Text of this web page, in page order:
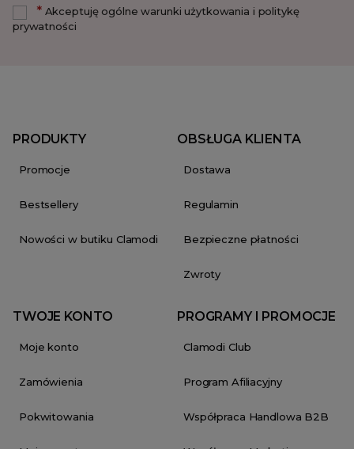
*Akceptuję ogólne warunki użytkowania i politykę
prywatności
PRODUKTY
Promocje
Bestsellery
Nowości w butiku Clamodi
OBSŁUGA KLIENTA
Dostawa
Regulamin
Bezpieczne płatności
Zwroty
TWOJE KONTO
Moje konto
Zamówienia
Pokwitowania
PROGRAMY I PROMOCJE
Clamodi Club
Program Afiliacyjny
Współpraca Handlowa B2B